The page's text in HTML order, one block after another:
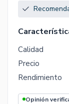
Calidad
Precio
Rendimiento
Opinión